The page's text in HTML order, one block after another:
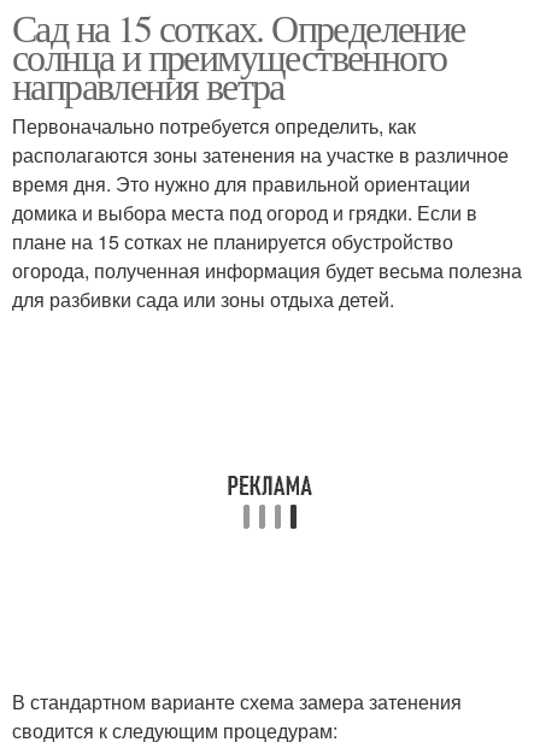
Сад на 15 сотках. Определение
солнца и преимущественного
направления ветра
Первоначально потребуется определить, как
располагаются зоны затенения на участке в различное
время дня. Это нужно для правильной ориентации
домика и выбора места под огород и грядки. Если в
плане на 15 сотках не планируется обустройство
огорода, полученная информация будет весьма полезна
для разбивки сада или зоны отдыха детей.
В стандартном варианте схема замера затенения
сводится к следующим процедурам: